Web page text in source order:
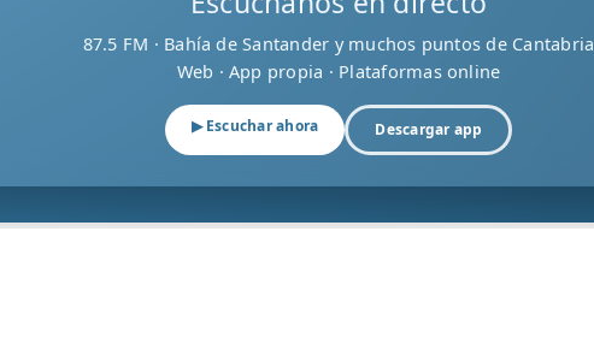
87.5 FM · Bahía de Santander y muchos puntos de Cantabria
Web · App propia · Plataformas online
▶ Escuchar ahora Descargar app